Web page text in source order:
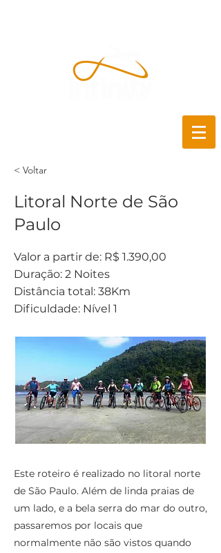
< Voltar
Litoral Norte de São
Paulo
Valor a partir de: R$ 1.390,00
Duração: 2 Noites
Distância total: 38Km
Dificuldade: Nível 1
Este roteiro é realizado no litoral norte
de São Paulo. Além de linda praias de
um lado, e a bela serra do mar do outro,
passaremos por locais que
normalmente não são vistos quando